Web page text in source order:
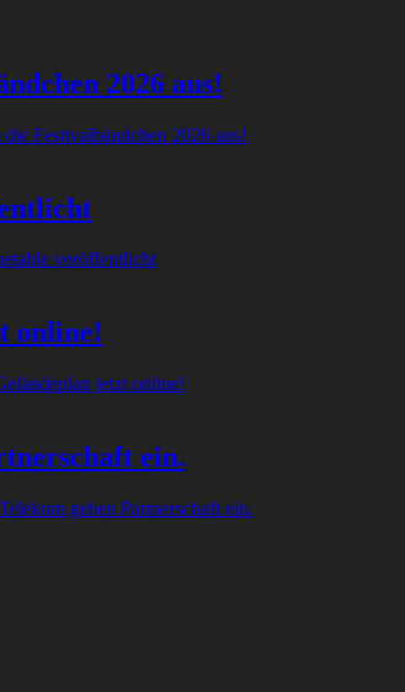
2026 aus!
Festivalbändchen 2026 aus!
veröffentlicht
online!
jetzt online!
ein.
gehen Partnerschaft ein.